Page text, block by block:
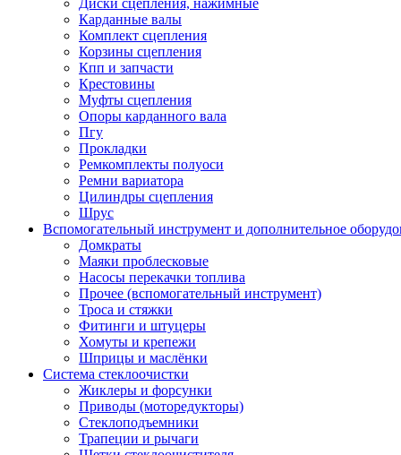
Диски сцепления, нажимные
Карданные валы
Комплект сцепления
Корзины сцепления
Кпп и запчасти
Крестовины
Муфты сцепления
Опоры карданного вала
Пгу
Прокладки
Ремкомплекты полуоси
Ремни вариатора
Цилиндры сцепления
Шрус
Вспомогательный инструмент и дополнительное
Домкраты
Маяки проблесковые
Насосы перекачки топлива
Прочее (вспомогательный инструмент)
Троса и стяжки
Фитинги и штуцеры
Хомуты и крепежи
Шприцы и маслёнки
Система стеклоочистки
Жиклеры и форсунки
Приводы (моторедукторы)
Стеклоподъемники
Трапеции и рычаги